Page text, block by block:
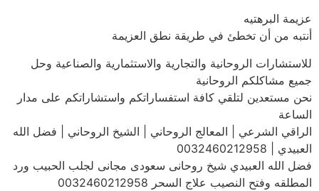
عزيمة البرهتيه
أنتبه من أن تخطئ في طريقة نطق العزيمة
للاستشارات الروحانية والتجارية والاستثمارية والصناعية وحل
جميع مشاكلكم الروحانية
نحن مستعدين لتلقي كافة استفساراتكم واستشاراتكم على مدار
الساعة
الراقي الشرعي | المعالج الروحاني | الشيخ الروحاني | فضل الله
العبيدي | 0032460212958
فضل الله العبيدي شيخ روحانى سعودى مجانى لجلب الحبيب ورد
المطلقه وفتح النصيب علاج السحر 0032460212958